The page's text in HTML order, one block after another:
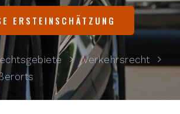
ERSTEINSCHÄTZUNG
Verkehrsrecht